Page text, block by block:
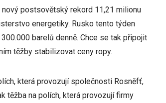
postsovětský rekord 11,21 milionu
energetiky. Rusko tento týden
barelů denně. Chce se tak připojit
těžby stabilizovat ceny ropy.
která provozují společnosti Rosněfť,
těžba na polích, která provozují firmy